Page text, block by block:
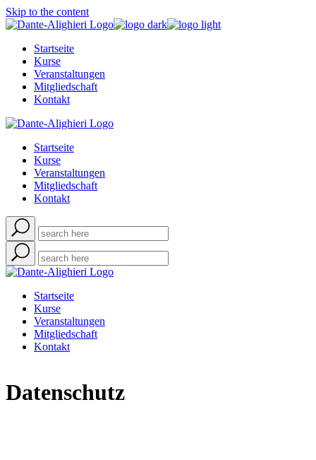
Skip to the content
Startseite
Kurse
Veranstaltungen
Mitgliedschaft
Kontakt
Startseite
Kurse
Veranstaltungen
Mitgliedschaft
Kontakt
Startseite
Kurse
Veranstaltungen
Mitgliedschaft
Kontakt
Datenschutz